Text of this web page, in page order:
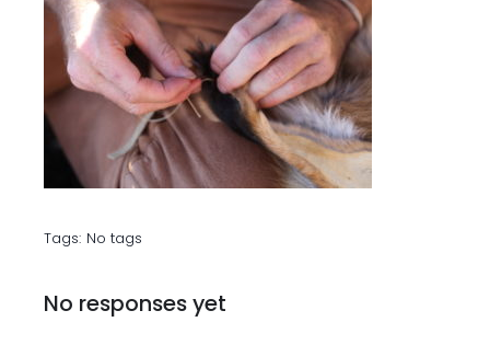
Tags: No tags
No responses yet